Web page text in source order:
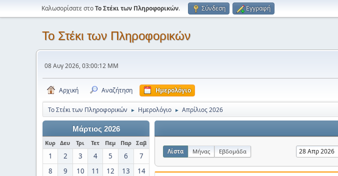
Καλωσορίσατε στοΤο Στέκι των Πληροφορικών. Σύνδεση Εγγραφή
Το Στέκι των Πληροφορικών
08 Αυγ 2026, 03:00:12 ΜΜ
Αρχική Αναζήτηση Ημερολόγιο
Το Στέκι των Πληροφορικών ► Ημερολόγιο ► Απρίλιος 2026
Μάρτιος 2026
Κυρ Δευ Τρι Τετ Πεμ Παρ Σαβ
1 2 3 4 5 6
7
8
9 10 11 12 13
14
Λίστα Μήνας Εβδομάδα